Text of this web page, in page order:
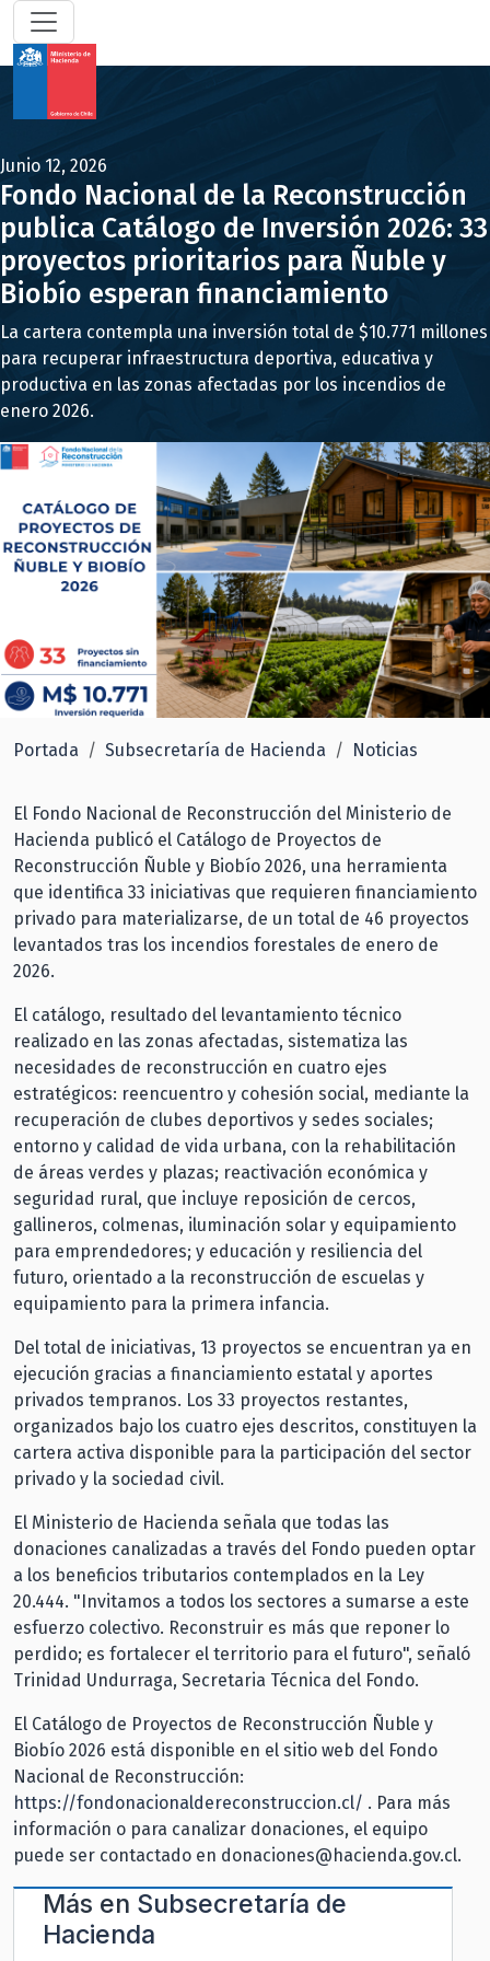
Junio 12, 2026
Fondo Nacional de la Reconstrucción
publica Catálogo de Inversión 2026: 33
proyectos prioritarios para Ñuble y
Biobío esperan financiamiento
La cartera contempla una inversión total de $10.771 millones
para recuperar infraestructura deportiva, educativa y
productiva en las zonas afectadas por los incendios de
enero 2026.
Portada Subsecretaría de Hacienda Noticias
El Fondo Nacional de Reconstrucción del Ministerio de
Hacienda publicó el Catálogo de Proyectos de
Reconstrucción Ñuble y Biobío 2026, una herramienta
que identifica 33 iniciativas que requieren financiamiento
privado para materializarse, de un total de 46 proyectos
levantados tras los incendios forestales de enero de
2026.
El catálogo, resultado del levantamiento técnico
realizado en las zonas afectadas, sistematiza las
necesidades de reconstrucción en cuatro ejes
estratégicos: reencuentro y cohesión social, mediante la
recuperación de clubes deportivos y sedes sociales;
entorno y calidad de vida urbana, con la rehabilitación
de áreas verdes y plazas; reactivación económica y
seguridad rural, que incluye reposición de cercos,
gallineros, colmenas, iluminación solar y equipamiento
para emprendedores; y educación y resiliencia del
futuro, orientado a la reconstrucción de escuelas y
equipamiento para la primera infancia.
Del total de iniciativas, 13 proyectos se encuentran ya en
ejecución gracias a financiamiento estatal y aportes
privados tempranos. Los 33 proyectos restantes,
organizados bajo los cuatro ejes descritos, constituyen la
cartera activa disponible para la participación del sector
privado y la sociedad civil.
El Ministerio de Hacienda señala que todas las
donaciones canalizadas a través del Fondo pueden optar
a los beneficios tributarios contemplados en la Ley
20.444. "Invitamos a todos los sectores a sumarse a este
esfuerzo colectivo. Reconstruir es más que reponer lo
perdido; es fortalecer el territorio para el futuro", señaló
Trinidad Undurraga, Secretaria Técnica del Fondo.
El Catálogo de Proyectos de Reconstrucción Ñuble y
Biobío 2026 está disponible en el sitio web del Fondo
Nacional de Reconstrucción:
https://fondonacionaldereconstruccion.cl/ . Para más
información o para canalizar donaciones, el equipo
puede ser contactado en donaciones@hacienda.gov.cl.
Más en Subsecretaría de
Hacienda